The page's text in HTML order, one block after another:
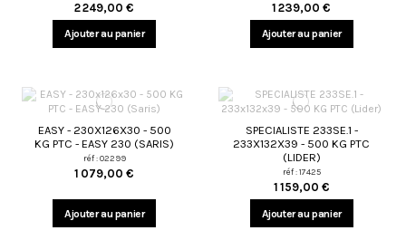
2 249,00 €
Ajouter au panier
1 239,00 €
Ajouter au panier
EASY - 230X126X30 - 500
KG PTC - EASY 230 (SARIS)
réf : 02299
1 079,00 €
Ajouter au panier
SPECIALISTE 233SE.1 -
233X132X39 - 500 KG PTC
(LIDER)
réf : 17425
1 159,00 €
Ajouter au panier